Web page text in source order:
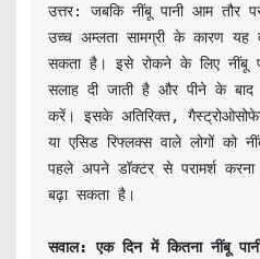
उत्तर: जबकि नींबू पानी आम तौर
उच्च अम्लता सामग्री के कारण यह
सकता है। इसे रोकने के लिए नींबू
सलाह दी जाती है और पीने के बाद
करें। इसके अतिरिक्त,
या एसिड रिफ्लक्स वाले लोगों को
पहले अपने डॉक्टर से परामर्श करना
सवाल: एक दिन में कितना नींबू पानी